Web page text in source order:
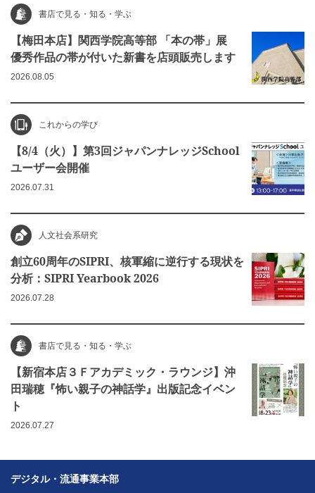
書店で見る・知る・学ぶ
【梅田本店】関西学院高等部 「本の帯」展
優秀作品の帯が付いた新書を店頭販売します
2026.08.05
これからの学び
【8/4（火）】第3回ジャパンナレッジSchool
ユーザー会開催
2026.07.31
人文社会系研究
創立60周年のSIPRI、核軍縮に逆行する現状を
分析：SIPRI Yearbook 2026
2026.07.28
書店で見る・知る・学ぶ
【新宿本店３Ｆアカデミック・ラウンジ】沖
田瑞穂『怖い親子の神話学』出版記念イベン
ト
2026.07.27
デジタル・流通事業本部